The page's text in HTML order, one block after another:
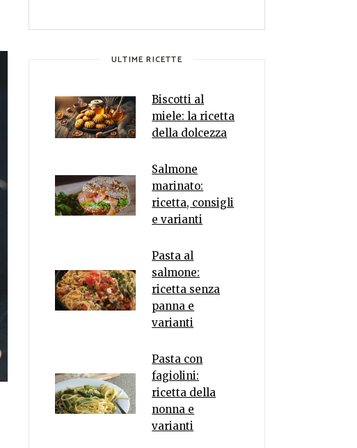
ULTIME RICETTE
Biscotti al
miele: la ricetta
della dolcezza
Salmone
marinato:
ricetta, consigli
e varianti
Pasta al
salmone:
ricetta senza
panna e
varianti
Pasta con
fagiolini:
ricetta della
nonna e
varianti